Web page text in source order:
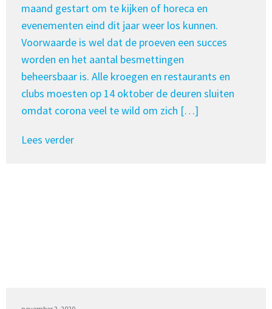
maand gestart om te kijken of horeca en
evenementen eind dit jaar weer los kunnen.
Voorwaarde is wel dat de proeven een succes
worden en het aantal besmettingen
beheersbaar is. Alle kroegen en restaurants en
clubs moesten op 14 oktober de deuren sluiten
omdat corona veel te wild om zich […]
Lees verder